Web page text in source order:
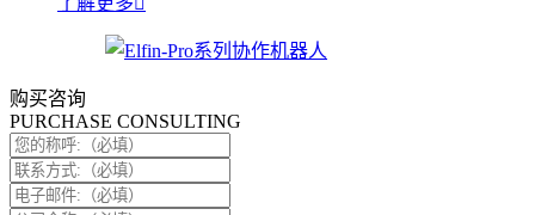
购买咨询
PURCHASE CONSULTING